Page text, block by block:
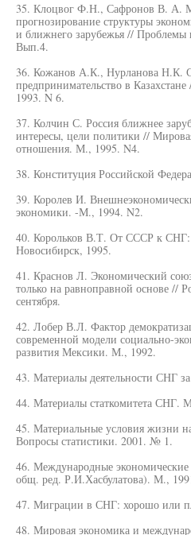
35. Клоцвог Ф.Н., Сафронов В. А.
прогнозирование структуры
и ближнего зарубежья //
Вып.4.
36. Кожанов А.К., Нурланова Н.К.
предпринимательство в
1993. N 6.
37. Колчин С. Россия ближнее
интересы, цели политики //
отношения. М., 1995. N4.
38. Конституция Российской
39. Королев И.
экономики. -М., 1994. N2.
40. Корольков В.Т. От СССР к СНГ:
Новосибирск, 1995.
41. Краснов Л. Экономический
только на равноправной основе //
сентября.
42. Лобер В.Л. Фактор
современной модели социально-
развития Мексики. М., 1992.
43. Материалы деятельности СНГ
44. Материалы статкомитета СНГ.
45. Материальные условия жизни
Вопросы статистики. 2001. № 1.
46. Международные
общ. ред. Р.И.Хасбулатова). М.,
47. Миграции в СНГ: хорошо или
48. Мировая экономика и